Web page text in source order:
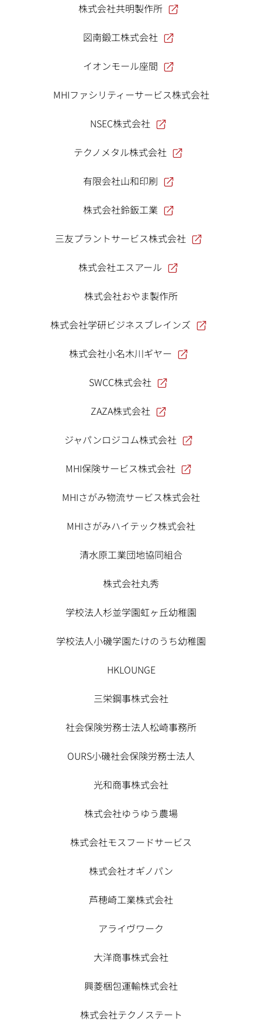
株式会社共明製作所
図南鍛工株式会社
イオンモール座間
MHIファシリティーサービス株式会社
NSEC株式会社
テクノメタル株式会社
有限会社山和印刷
株式会社鈴鈑工業
三友プラントサービス株式会社
株式会社エスアール
株式会社おやま製作所
株式会社学研ビジネスブレインズ
株式会社小名木川ギヤー
SWCC株式会社
ZAZA株式会社
ジャパンロジコム株式会社
MHI保険サービス株式会社
MHIさがみ物流サービス株式会社
MHIさがみハイテック株式会社
清水原工業団地協同組合
株式会社丸秀
学校法人杉並学園虹ヶ丘幼稚園
学校法人小磯学園たけのうち幼稚園
HKLOUNGE
三栄鋼事株式会社
社会保険労務士法人松崎事務所
OURS小磯社会保険労務士法人
光和商事株式会社
株式会社ゆうゆう農場
株式会社モスフードサービス
株式会社オギノパン
芦穂崎工業株式会社
アライヴワーク
大洋商事株式会社
興菱梱包運輸株式会社
株式会社テクノステート